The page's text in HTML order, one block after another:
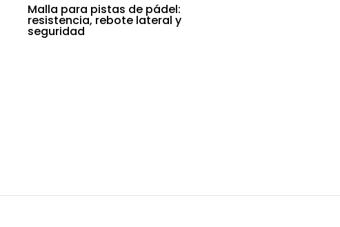
Malla para pistas de pádel:
resistencia, rebote lateral y
seguridad